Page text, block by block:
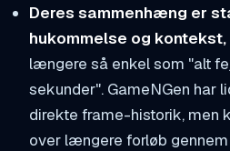
Deres sammenhæng er
hukommelse og kontekst,
længere så enkel som "alt
sekunder". GameNGen har
direkte frame-historik, men
over længere forløb